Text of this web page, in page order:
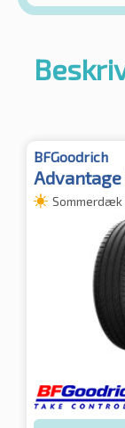
BFGoodrich
Advantage
Sommerdæk